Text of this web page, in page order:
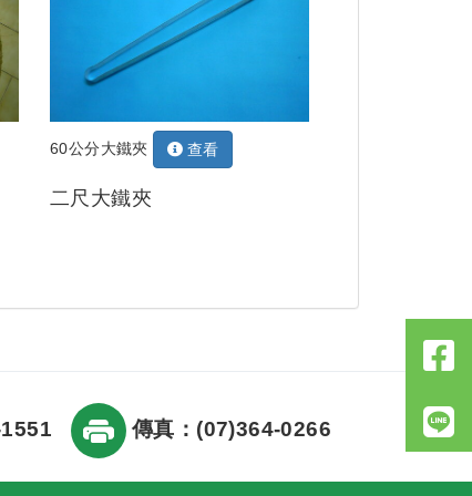
60公分大鐵夾 查看
二尺大鐵夾
傳真：(07)364-0266